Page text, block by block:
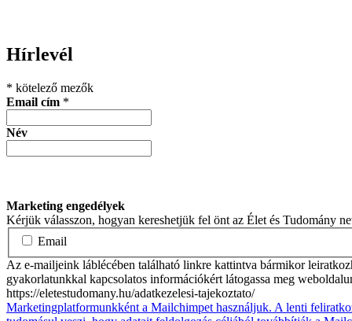
Hírlevél
* kötelező mezők
Email cím *
Név
Marketing engedélyek
Kérjük válasszon, hogyan kereshetjük fel önt az Élet és Tudomány
Email
Az e-mailjeink láblécében található linkre kattintva bármikor
gyakorlatunkkal kapcsolatos információkért látogassa meg
https://eletestudomany.hu/adatkezelesi-tajekoztato/
Marketingplatformunkként a Mailchimpet használjuk. A lenti